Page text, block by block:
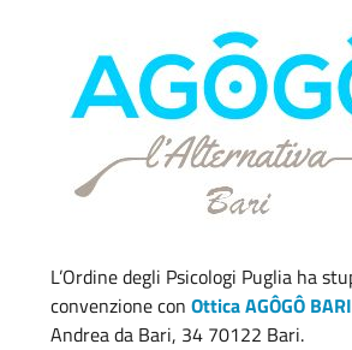
L’Ordine degli Psicologi Puglia ha
convenzione con Ottica AGÔGÔ
Andrea da Bari, 34 70122 Bari.